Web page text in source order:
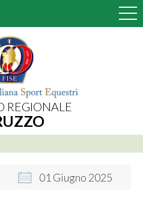
REGIONALE
01 Giugno 2025